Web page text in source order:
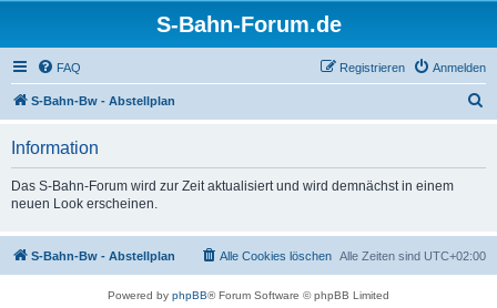
S-Bahn-Forum.de
FAQ Anmelden
Registrieren
S-Bahn-Bw - Abstellplan
Information
Das S-Bahn-Forum wird zur Zeit aktualisiert und wird demnächst in einem
neuen Look erscheinen.
S-Bahn-Bw - Abstellplan Alle Zeiten sind UTC+02:00
Alle Cookies löschen
Powered by phpBB® Forum Software © phpBB Limited